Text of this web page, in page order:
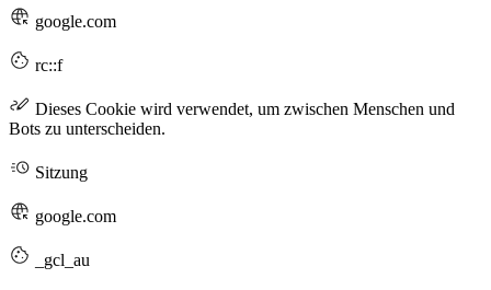
google.com
rc::f
Dieses Cookie wird verwendet, um zwischen Menschen und
Bots zu unterscheiden.
Sitzung
google.com
_gcl_au